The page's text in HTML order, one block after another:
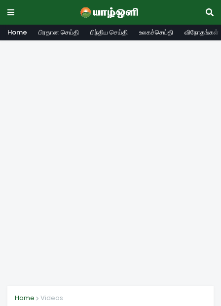
Home பிரதான செய்தி பிந்திய செய்தி உலகச்செய்தி விநோதங்கள்
Home Videos